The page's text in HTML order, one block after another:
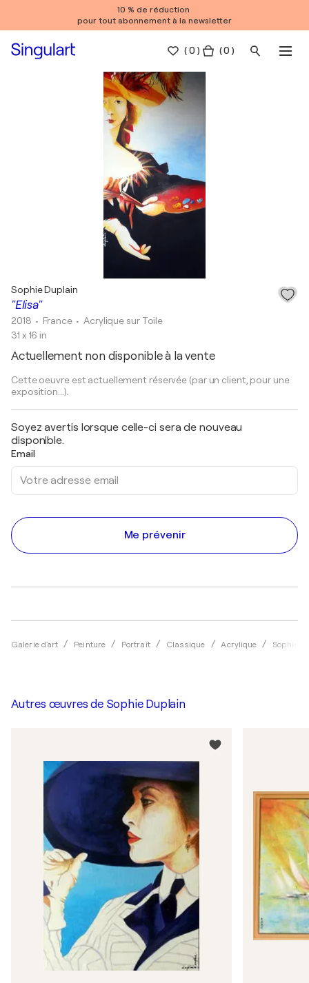
10 % de réduction
pour tout abonnement à la newsletter
(0 ) ( 0 )
Galerie d'art Peinture Portrait Classique Acrylique Sophie
"Elisa"
Sophie Duplain
2018 • France •Acrylique sur Toile
31 x 16 in
Actuellement non disponible à la vente
Cette oeuvre est actuellement réservée (par un client, pour une
exposition...).
Soyez avertis lorsque celle-ci sera de nouveau
disponible.
Email
Me prévenir
Autres œuvres de Sophie Duplain